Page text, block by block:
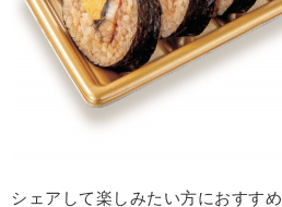
シェアして楽しみたい方におすす